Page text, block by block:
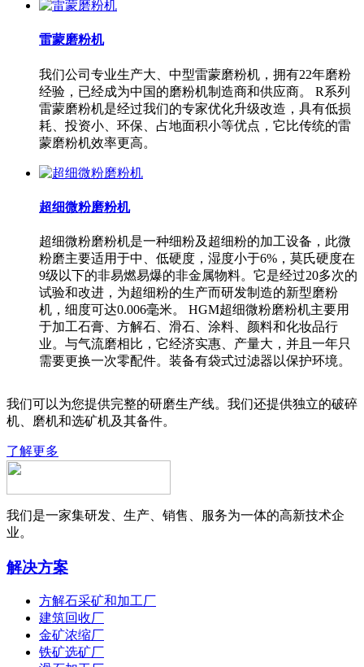
雷蒙磨粉机
我们公司专业生产大、中型雷蒙磨粉机，拥有22年磨粉
经验，已经成为中国的磨粉机制造商和供应商。 R系列
雷蒙磨粉机是经过我们的专家优化升级改造，具有低损
耗、投资小、环保、占地面积小等优点，它比传统的雷
蒙磨粉机效率更高。
超细微粉磨粉机
超细微粉磨粉机是一种细粉及超细粉的加工设备，此微
粉磨主要适用于中、低硬度，湿度小于6%，莫氏硬度在
9级以下的非易燃易爆的非金属物料。它是经过20多次的
试验和改进，为超细粉的生产而研发制造的新型磨粉
机，细度可达0.006毫米。 HGM超细微粉磨粉机主要用
于加工石膏、方解石、滑石、涂料、颜料和化妆品行
业。与气流磨相比，它经济实惠、产量大，并且一年只
需要更换一次零配件。装备有袋式过滤器以保护环境。
我们可以为您提供完整的研磨生产线。我们还提供独立的破碎
机、磨机和选矿机及其备件。
了解更多
我们是一家集研发、生产、销售、服务为一体的高新技术企
业。
解决方案
方解石采矿和加工厂
建筑回收厂
金矿浓缩厂
铁矿选矿厂